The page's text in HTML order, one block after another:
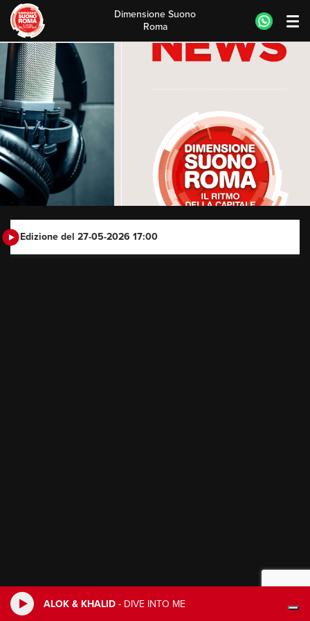
ALOK & KHALID - DIVE INTO ME
Skip
to
content
Dimensione Suono
Roma
Edizione del 27-05-2026 17:00